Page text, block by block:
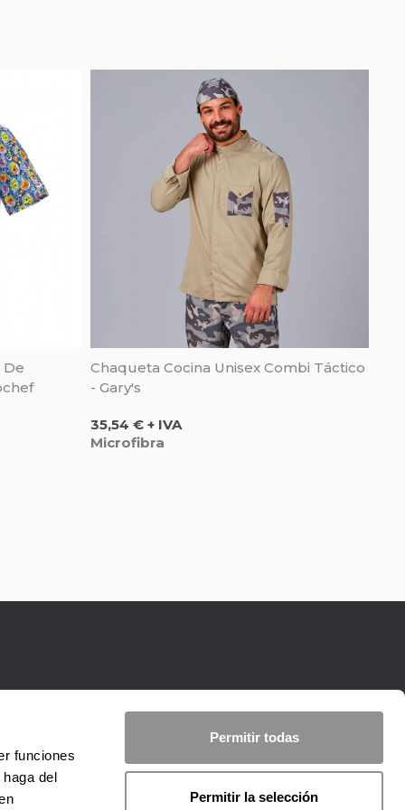
funciones
del
Permitir todas
Permitir la selección
De
Chaqueta Cocina Unisex Combi Táctico
- Gary's
Precio
35,54 € + IVA
Microfibra